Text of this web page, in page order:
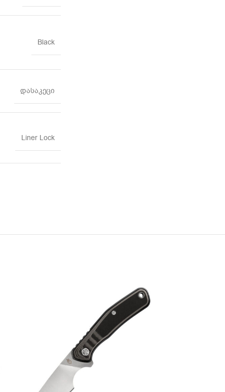
Black
დასაკეცი
Liner Lock